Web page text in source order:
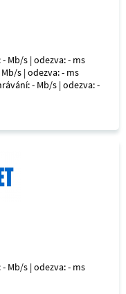
Mb/s | odezva: - ms
s | odezva: - ms
- Mb/s | odezva: -
Mb/s | odezva: - ms